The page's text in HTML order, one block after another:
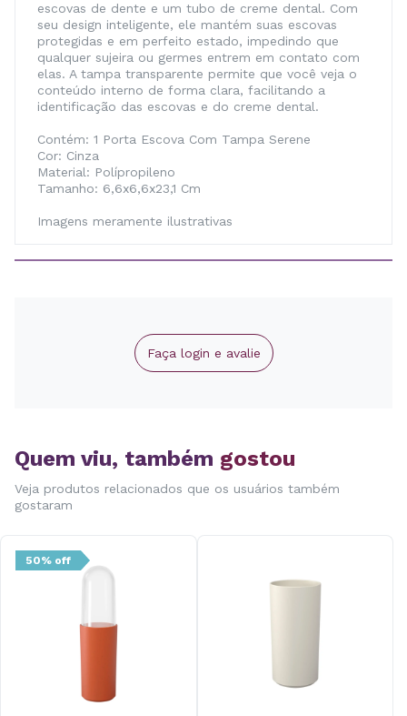
escovas de dente e um tubo de creme dental. Com
seu design inteligente, ele mantém suas escovas
protegidas e em perfeito estado, impedindo que
qualquer sujeira ou germes entrem em contato com
elas. A tampa transparente permite que você veja o
conteúdo interno de forma clara, facilitando a
identificação das escovas e do creme dental.
Contém: 1 Porta Escova Com Tampa Serene
Cor: Cinza
Material: Polípropileno
Tamanho: 6,6x6,6x23,1 Cm
Imagens meramente ilustrativas
Faça login e avalie
Quem viu, também gostou
Veja produtos relacionados que os usuários também
gostaram
50% off